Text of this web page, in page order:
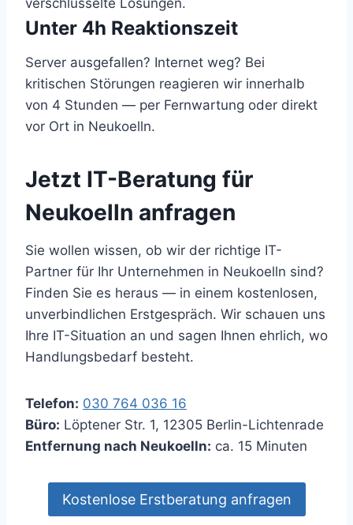
verschlüsselte Lösungen.
Unter 4h Reaktionszeit
Server ausgefallen? Internet weg? Bei
kritischen Störungen reagieren wir innerhalb
von 4 Stunden — per Fernwartung oder direkt
vor Ort in Neukoelln.
Jetzt IT-Beratung für
Neukoelln anfragen
Sie wollen wissen, ob wir der richtige IT-
Partner für Ihr Unternehmen in Neukoelln sind?
Finden Sie es heraus — in einem kostenlosen,
unverbindlichen Erstgespräch. Wir schauen uns
Ihre IT-Situation an und sagen Ihnen ehrlich, wo
Handlungsbedarf besteht.
Telefon: 030 764 036 16
Büro: Löptener Str. 1, 12305 Berlin-Lichtenrade
Entfernung nach Neukoelln: ca. 15 Minuten
Kostenlose Erstberatung anfragen